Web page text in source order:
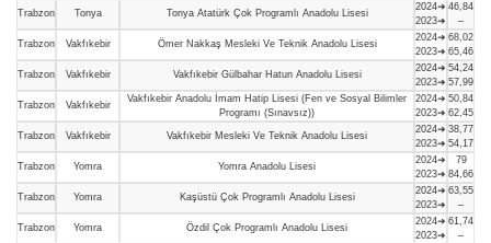
Trabzon Tonya Tonya Atatürk Çok Programlı Anadolu Lisesi
2024➜
2023➜
46,84
–
Trabzon Vakfıkebir Ömer Nakkaş Mesleki Ve Teknik Anadolu Lisesi
2024➜
2023➜
68,02
65,46
Trabzon Vakfıkebir Vakfıkebir Gülbahar Hatun Anadolu Lisesi
2024➜
2023➜
54,24
57,99
Trabzon Vakfıkebir
Vakfıkebir Anadolu İmam Hatip Lisesi (Fen ve Sosyal Bilimler
Programı (Sınavsız))
2024➜
2023➜
50,84
62,45
Trabzon Vakfıkebir Vakfıkebir Mesleki Ve Teknik Anadolu Lisesi
2024➜
2023➜
38,77
54,17
Trabzon Yomra Yomra Anadolu Lisesi
2024➜
2023➜
79
84,66
Trabzon Yomra Kaşüstü Çok Programlı Anadolu Lisesi
2024➜
2023➜
63,55
–
Trabzon Yomra Özdil Çok Programlı Anadolu Lisesi
2024➜
2023➜
61,74
–